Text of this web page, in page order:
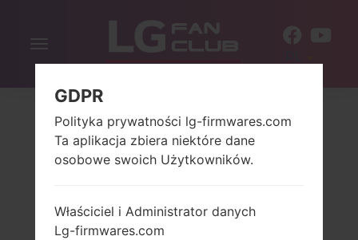
Włącz
nawigację
GDPR
Polityka prywatności lg-firmwares.com
Ta aplikacja zbiera niektóre dane
osobowe swoich Użytkowników.
Właściciel i Administrator danych
Lg-firmwares.com